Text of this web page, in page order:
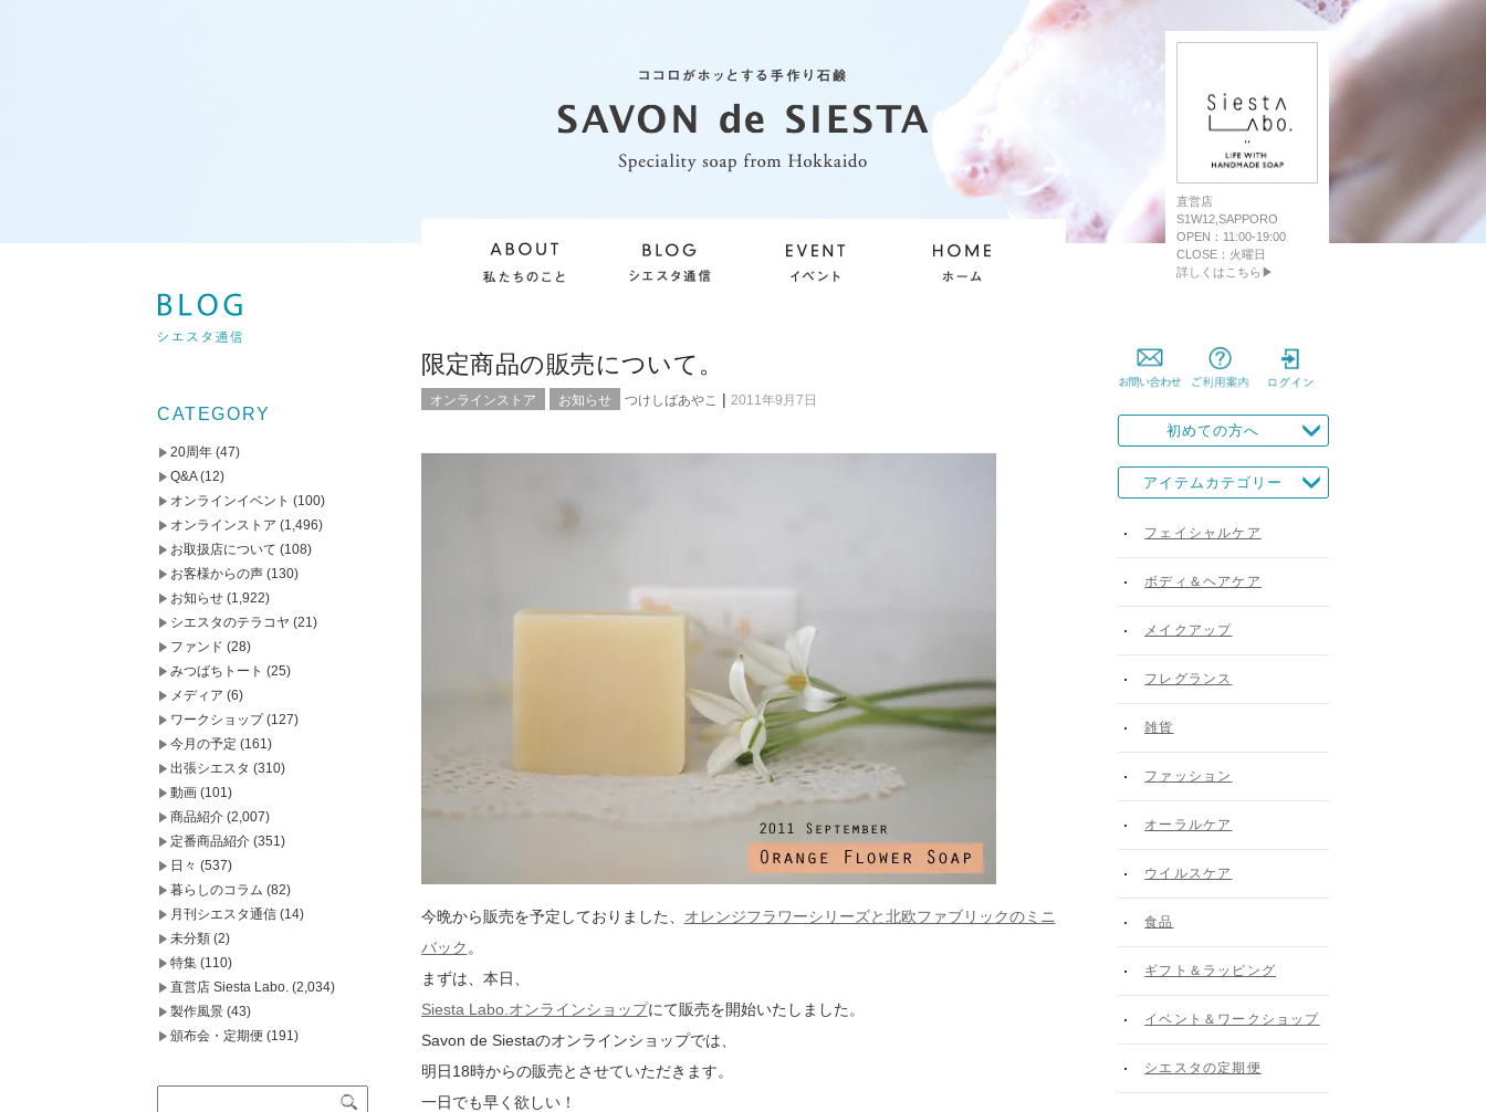
直営店
S1W12,SAPPORO
OPEN：11:00-19:00
CLOSE：火曜日
詳しくはこちら▶
限定商品の販売について。
オンラインストア お知らせ つけしばあやこ | 2011年9月7日
今晩から販売を予定しておりました、 オレンジフラワーシリーズと北欧ファブリックのミニ
バック 。
まずは、本日、
Siesta Labo.オンラインショップにて販売を開始いたしました。
Savon de Siestaのオンラインショップでは、
明日18時からの販売とさせていただきます。
一日でも早く欲しい！
CATEGORY
20周年 (47)
Q&A(12)
オンラインイベント (100)
オンラインストア (1,496)
お取扱店について (108)
お客様からの声 (130)
お知らせ (1,922)
シエスタのテラコヤ (21)
ファンド (28)
みつばちトート (25)
メディア (6)
ワークショップ(127)
今月の予定 (161)
出張シエスタ (310)
動画 (101)
商品紹介 (2,007)
定番商品紹介 (351)
日々 (537)
暮らしのコラム (82)
月刊シエスタ通信 (14)
未分類 (2)
特集 (110)
直営店 Siesta Labo. (2,034)
製作風景 (43)
頒布会・定期便 (191)
初めての方へ
アイテムカテゴリー
フェイシャルケア
ボディ＆ヘアケア
メイクアップ
フレグランス
雑貨
ファッション
オーラルケア
ウイルスケア
食品
ギフト＆ラッピング
イベント＆ワークショップ
シエスタの定期便